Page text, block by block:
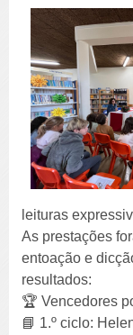
leituras
As prestações
entoação e
resultados:
🏆 Vencedores
📘 1.º ciclo: